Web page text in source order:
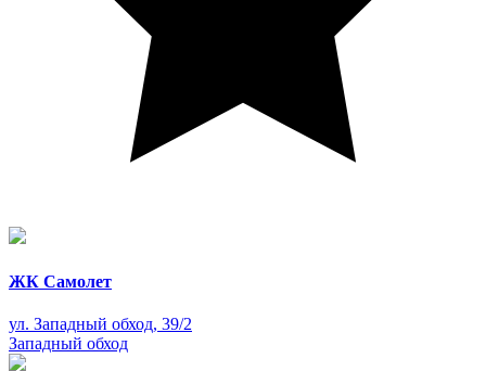
ЖК Самолет
ул. Западный обход, 39/2
Западный обход